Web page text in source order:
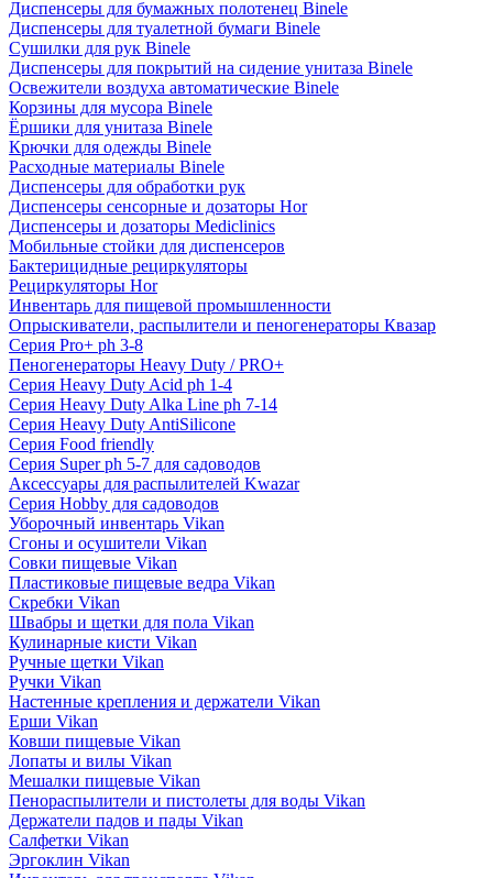
Диспенсеры для бумажных полотенец Binele
Диспенсеры для туалетной бумаги Binele
Сушилки для рук Binele
Диспенсеры для покрытий на сидение унитаза Binele
Освежители воздуха автоматические Binele
Корзины для мусора Binele
Ёршики для унитаза Binele
Крючки для одежды Binele
Расходные материалы Binele
Диспенсеры для обработки рук
Диспенсеры сенсорные и дозаторы Hor
Диспенсеры и дозаторы Mediclinics
Мобильные стойки для диспенсеров
Бактерицидные рециркуляторы
Рециркуляторы Hor
Инвентарь для пищевой промышленности
Опрыскиватели, распылители и пеногенераторы Квазар
Серия Pro+ ph 3-8
Пеногенераторы Heavy Duty / PRO+
Серия Heavy Duty Acid ph 1-4
Серия Heavy Duty Alka Line ph 7-14
Серия Heavy Duty AntiSilicone
Серия Food friendly
Серия Super ph 5-7 для садоводов
Аксессуары для распылителей Kwazar
Серия Hobby для садоводов
Уборочный инвентарь Vikan
Сгоны и осушители Vikan
Совки пищевые Vikan
Пластиковые пищевые ведра Vikan
Скребки Vikan
Швабры и щетки для пола Vikan
Кулинарные кисти Vikan
Ручные щетки Vikan
Ручки Vikan
Настенные крепления и держатели Vikan
Ерши Vikan
Ковши пищевые Vikan
Лопаты и вилы Vikan
Мешалки пищевые Vikan
Пенораспылители и пистолеты для воды Vikan
Держатели падов и пады Vikan
Салфетки Vikan
Эргоклин Vikan